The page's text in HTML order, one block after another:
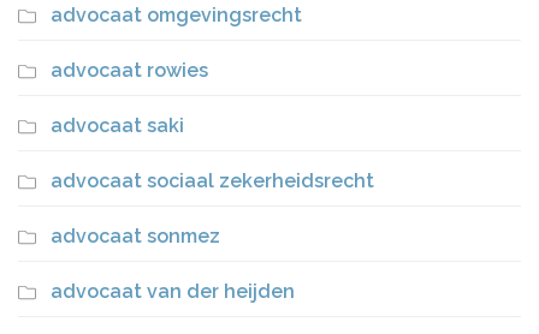
advocaat omgevingsrecht
advocaat rowies
advocaat saki
advocaat sociaal zekerheidsrecht
advocaat sonmez
advocaat van der heijden